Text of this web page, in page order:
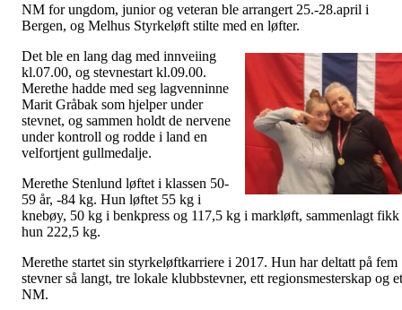
NM for ungdom, junior og veteran ble arrangert 25.-28.april i
Bergen, og Melhus Styrkeløft stilte med en løfter.
Det ble en lang dag med innveiing
kl.07.00, og stevnestart kl.09.00.
Merethe hadde med seg lagvenninne
Marit Gråbak som hjelper under
stevnet, og sammen holdt de nervene
under kontroll og rodde i land en
velfortjent gullmedalje.
Merethe Stenlund løftet i klassen 50-
59 år, -84 kg. Hun løftet 55 kg i
knebøy, 50 kg i benkpress og 117,5 kg i markløft, sammenlagt fikk
hun 222,5 kg.
Merethe startet sin styrkeløftkarriere i 2017. Hun har deltatt på fem
stevner så langt, tre lokale klubbstevner, ett regionsmesterskap og
NM.